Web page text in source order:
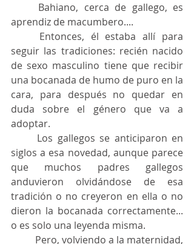
aprendiz de macumbero....
seguir las tradiciones: recién nacido
de sexo masculino tiene que recibir
una bocanada de humo de puro en la
cara, para después no quedar en
duda sobre el género que va a
adoptar.
siglos a esa novedad, aunque parece
que muchos padres gallegos
anduvieron olvidándose de esa
tradición o no creyeron en ella o no
dieron la bocanada correctamente...
o es solo una leyenda misma.